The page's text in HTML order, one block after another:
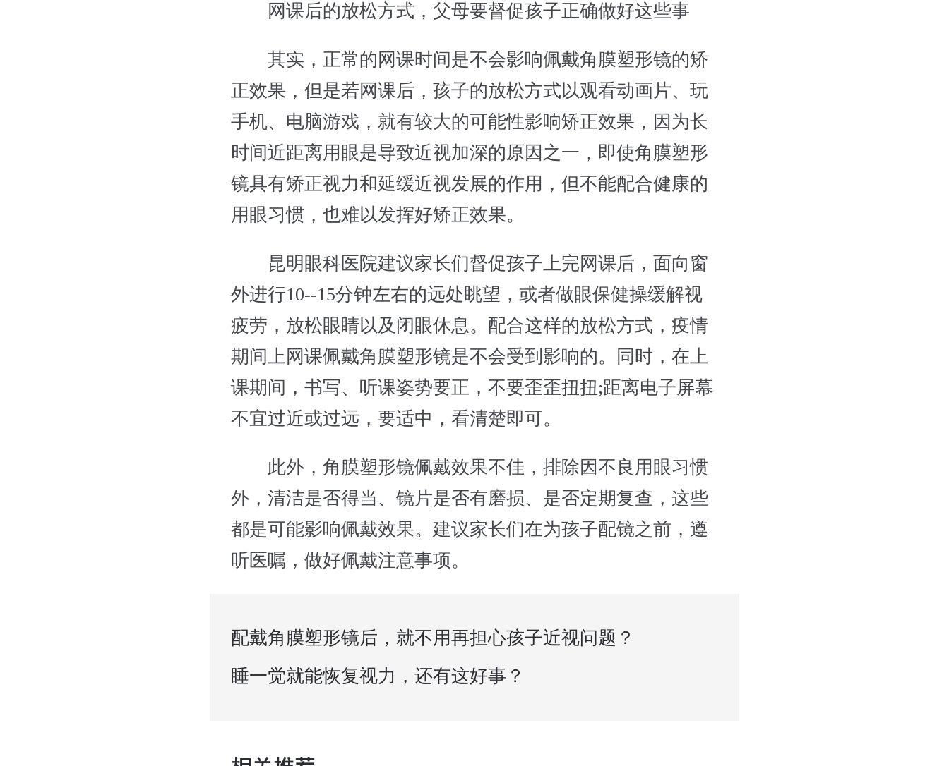
网课后的放松方式，父母要督促孩子正确做好这些事
其实，正常的网课时间是不会影响佩戴角膜塑形镜的矫
正效果，但是若网课后，孩子的放松方式以观看动画片、玩
手机、电脑游戏，就有较大的可能性影响矫正效果，因为长
时间近距离用眼是导致近视加深的原因之一，即使角膜塑形
镜具有矫正视力和延缓近视发展的作用，但不能配合健康的
用眼习惯，也难以发挥好矫正效果。
昆明眼科医院建议家长们督促孩子上完网课后，面向窗
外进行10--15分钟左右的远处眺望，或者做眼保健操缓解视
疲劳，放松眼睛以及闭眼休息。配合这样的放松方式，疫情
期间上网课佩戴角膜塑形镜是不会受到影响的。同时，在上
课期间，书写、听课姿势要正，不要歪歪扭扭;距离电子屏幕
不宜过近或过远，要适中，看清楚即可。
此外，角膜塑形镜佩戴效果不佳，排除因不良用眼习惯
外，清洁是否得当、镜片是否有磨损、是否定期复查，这些
都是可能影响佩戴效果。建议家长们在为孩子配镜之前，遵
听医嘱，做好佩戴注意事项。
配戴角膜塑形镜后，就不用再担心孩子近视问题？
睡一觉就能恢复视力，还有这好事？